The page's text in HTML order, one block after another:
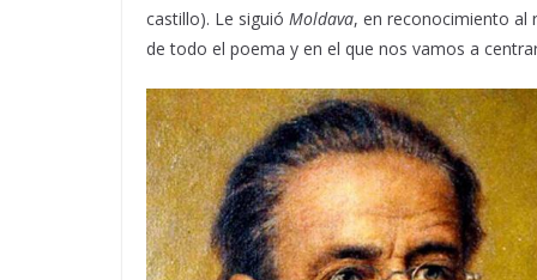
castillo). Le siguió Moldava, en reconocimiento al
de todo el poema y en el que nos vamos a